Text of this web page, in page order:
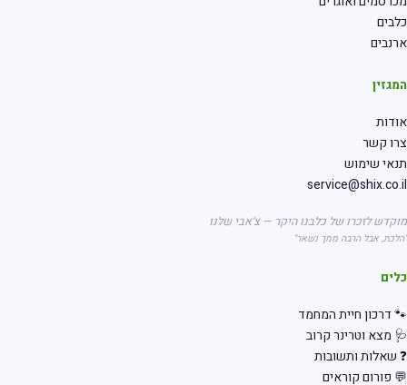
קשר
שימוש
לזכרו של כלבנו היקר — צ'אבי שלנו
אבל הרבה ממך נשאר"
דרכון חיית המחמד
מצא וטרינר קרוב
שאלות ותשובות
פורום קוראים